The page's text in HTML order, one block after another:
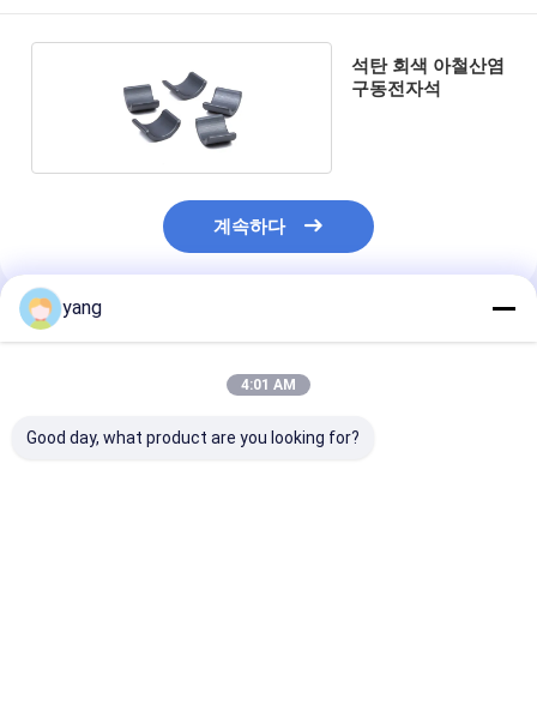
석탄 회색 아철산염
구동전자석
계속하다
추천된 제품
yang
4:01 AM
Good day, what product are you looking for?